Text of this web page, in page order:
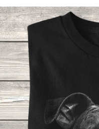
Povolání,
zájmy a
sport
Příležitosti
Domácnost